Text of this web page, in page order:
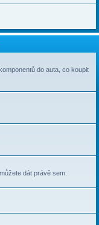
do auta, co koupit
dát právě sem.